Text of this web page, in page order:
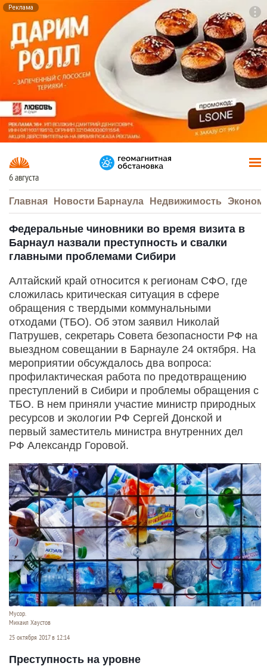
Реклама
6 августа
Главная Новости Барнаула Недвижимость
Федеральные чиновники во время визита в
Барнаул назвали преступность и свалки
главными проблемами Сибири
Алтайский край относится к регионам СФО, где
сложилась критическая ситуация в сфере
обращения с твердыми коммунальными
отходами (ТБО). Об этом заявил Николай
Патрушев, секретарь Совета безопасности РФ на
выездном совещании в Барнауле 24 октября. На
мероприятии обсуждалось два вопроса:
профилактическая работа по предотвращению
преступлений в Сибири и проблемы обращения с
ТБО. В нем приняли участие министр природных
ресурсов и экологии РФ Сергей Донской и
первый заместитель министра внутренних дел
РФ Александр Горовой.
Мусор.
Михаил Хаустов
25 октября 2017 в 12:14
Преступность на уровне